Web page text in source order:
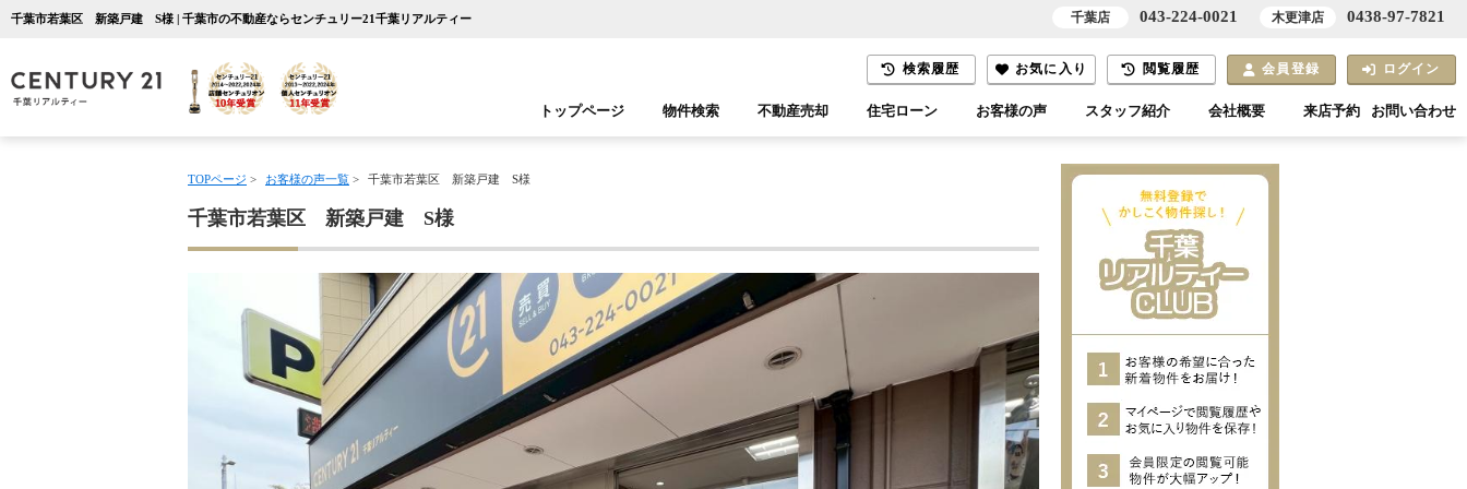
千葉市若葉区 新築戸建 S様 | 千葉市の不動産ならセンチュリー21千葉リアルティー
検索履歴 お気に入り 閲覧履歴 会員登録 ログイン
トップページ 物件検索
千葉エリア
不動産売却 住宅ローン お客様の声 スタッフ紹介 会社概要 来店予約 お問い合わせ
TOPページ > お客様の声一覧 > 千葉市若葉区 新築戸建 S様
千葉市若葉区 新築戸建 S様
千葉店 043-224-0021 木更津店 0438-97-7821